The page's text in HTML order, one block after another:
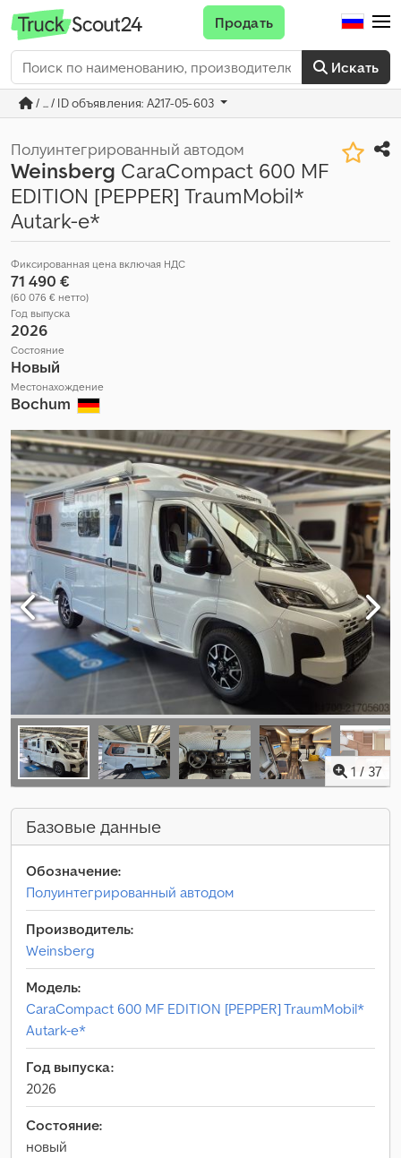
Искать
Продать
/ ... / ID объявления: A217-05-603
Полуинтегрированный автодом
Weinsberg CaraCompact 600 MF
EDITION [PEPPER] TraumMobil*
Autark-e*
Фиксированная цена включая НДС
71 490 €
(60 076 € нетто)
Год выпуска
2026
Состояние
Новый
Местонахождение
Bochum
1 / 37
Базовые данные
Обозначение:
Полуинтегрированный автодом
Производитель:
Weinsberg
Модель:
CaraCompact 600 MF EDITION [PEPPER] TraumMobil*
Autark-e*
Год выпуска:
2026
Состояние:
новый